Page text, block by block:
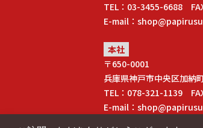
TEL：03-3455-6688
E-mail：
本社
〒650-0001
兵庫県神戸市中央区加納
TEL：078-321-1139
E-mail：